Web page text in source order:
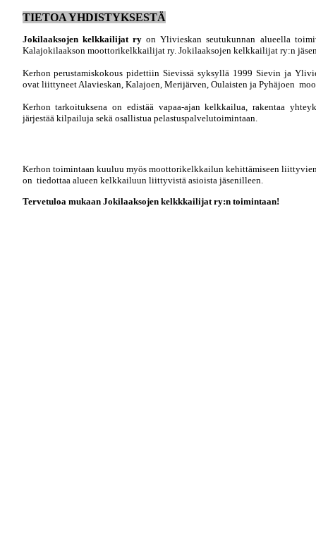
TIETOA YHDISTYKSESTÄ
Jokilaaksojen kelkkailijat ry on Ylivieskan seutukunnan alueella
Kalajokilaakson moottorikelkkailijat ry. Jokilaaksojen kelkkailijat ry:n
Kerhon perustamiskokous pidettiin Sievissä syksyllä 1999 Sievin ja
ovat liittyneet Alavieskan, Kalajoen, Merijärven, Oulaisten ja Pyhäjoen
Kerhon tarkoituksena on edistää vapaa-ajan kelkkailua, rakentaa
järjestää kilpailuja sekä osallistua pelastuspalvelutoimintaan.
Kerhon toimintaan kuuluu myös moottorikelkkailun kehittämiseen
on tiedottaa alueen kelkkailuun liittyvistä asioista jäsenilleen.
Tervetuloa mukaan Jokilaaksojen kelkkkailijat ry:n toimintaan!